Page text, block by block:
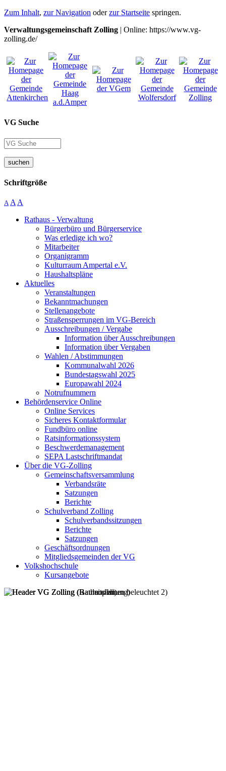
Zum Inhalt, zur Navigation oderzur Startseite springen.
Verwaltungsgemeinschaft Zolling | Online: https://www.vg-
zolling.de/
VG Suche
suchen
Schriftgröße
A A A
Rathaus - Verwaltung
Bürgerbüro und Bürgerservice
Was erledige ich wo?
Mitarbeiter
Organigramm
Kulturraum Ampertal e.V.
Haushaltspläne
Aktuelles
Veranstaltungen
Bekanntmachungen
Stellenangebote
Straßensperrungen im VG-Bereich
Ausschreibungen / Vergabe
Information über Ausschreibungen
Information über Vergaben
Wahlen / Abstimmungen
Kommunalwahl 2026
Bundestagswahl 2025
Europawahl 2024
Notrufnummern
Behördenservice Online
Online Services
Sicheres Kontaktformular
Fundbüro online
Ratsinformationssystem
Beschwerdemanagement
SEPA Lastschriftmandat
Über die VG-Zolling
Gemeinschaftsversammlung
Verbandsräte
Satzungen
Berichte
Schulverband Zolling
Schulverbandssitzungen
Berichte
Satzungen
Geschäftsordnungen
Mitgliedsgemeinden der VG
Volkshochschule
Kursangebote